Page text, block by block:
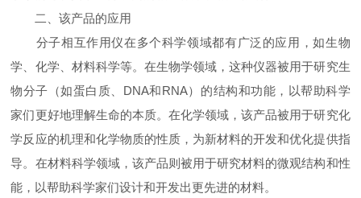
二、该产品的应用
分子相互作用仪在多个科学领域都有广泛的应用，如生物
学、化学、材料科学等。在生物学领域，这种仪器被用于研究生
物分子（如蛋白质、DNA和RNA）的结构和功能，以帮助科学
家们更好地理解生命的本质。在化学领域，该产品被用于研究化
学反应的机理和化学物质的性质，为新材料的开发和优化提供指
导。在材料科学领域，该产品则被用于研究材料的微观结构和性
能，以帮助科学家们设计和开发出更先进的材料。